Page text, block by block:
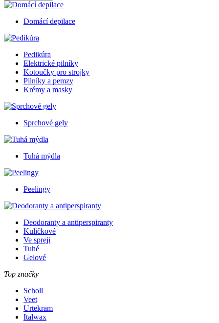
Domácí depilace
Pedikúra
Elektrické pilníky
Kotoučky pro strojky
Pilníky a pemzy
Krémy a masky
Sprchové gely
Tuhá mýdla
Peelingy
Deodoranty a antiperspiranty
Kuličkové
Ve spreji
Tuhé
Gelové
Top značky
Scholl
Veet
Urtekram
Italwax